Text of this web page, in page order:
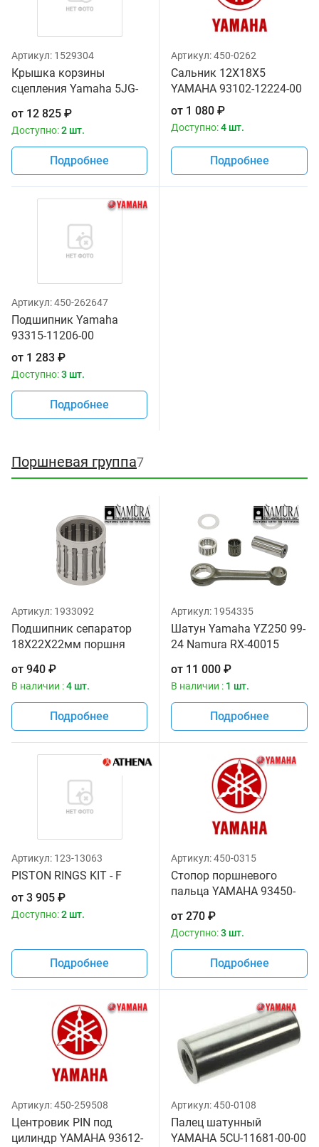
Артикул: 1529304
Крышка корзины
сцепления Yamaha 5JG-
от 12 825 ₽
Доступно:2 шт.
Подробнее
Артикул:450-0262
Сальник 12X18X5
YAMAHA 93102-12224-00
от 1 080 ₽
Доступно:4 шт.
Подробнее
Артикул:450-262647
Подшипник Yamaha
93315-11206-00
от 1 283 ₽
Доступно:3 шт.
Подробнее
Поршневая группа7
Артикул: 1933092
Подшипник сепаратор
18X22X22мм поршня
91015-KZ3-003 93310-
21874-00 93310-218A6-00
от 940 ₽
В наличии :4 шт.
Подробнее
Артикул: 1954335
Шатун Yamaha YZ250 99-
24 Namura RX-40015
от 11 000 ₽
В наличии : 1 шт.
Подробнее
Артикул: 123-13063
PISTON RINGS KIT - F
от 3 905 ₽
Доступно:2 шт.
Подробнее
Артикул:450-0315
Стопор поршневого
пальца YAMAHA 93450-
от 270 ₽
Доступно:3 шт.
Подробнее
Артикул:450-259508
Центровик PIN под
цилиндр YAMAHA 93612-
Артикул:450-0108
Палец шатунный
YAMAHA 5CU-11681-00-00